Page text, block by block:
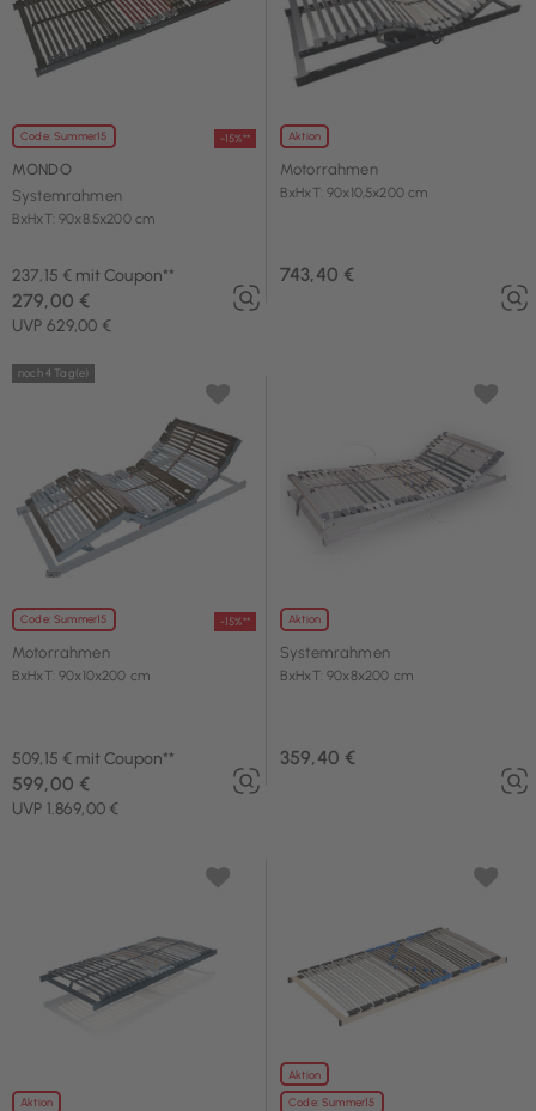
Code: Summer15 -15%**
MONDO
Systemrahmen
BxHxT: 90x8.5x200 cm
237,15 € mit Coupon**
UVP 629,00 €
279,00 €
Aktion
Motorrahmen
BxHxT: 90x10,5x200 cm
743,40 €
Code: Summer15 -15%**
noch 4 Tag(e)
Motorrahmen
BxHxT: 90x10x200 cm
509,15 € mit Coupon**
UVP 1.869,00 €
599,00 €
Aktion
Systemrahmen
BxHxT: 90x8x200 cm
359,40 €
Aktion
Aktion
Code: Summer15